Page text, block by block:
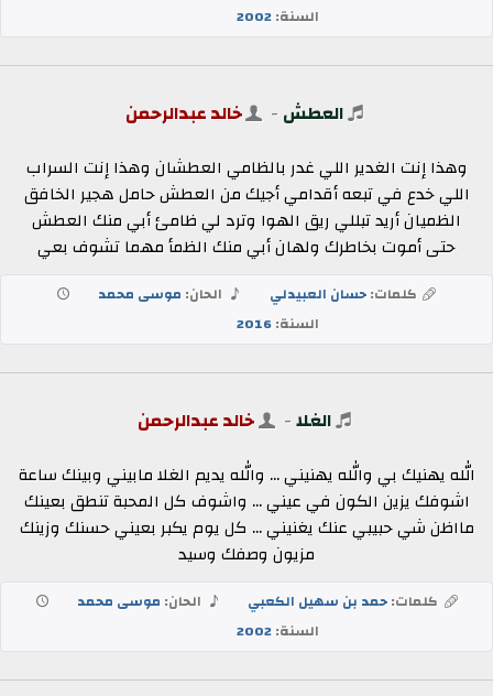
السنة:2002
العطش - خالد عبدالرحمن
وهذا إنت الغدير اللي غدر بالظامي العطشان وهذا إنت السراب
اللي خدع في تبعه أقدامي أجيك من العطش حامل هجير الخافق
الظميان أريد تبللي ريق الهوا وترد لي ظامئ أبي منك العطش
حتى أموت بخاطرك ولهان أبي منك الظمأ مهما تشوف بعي
كلمات:حسان العبيدلي الحان: موسى محمد
السنة:2016
الغلا- خالد عبدالرحمن
الله يهنيك بي والله يهنيني ... والله يديم الغلا مابيني وبينك ساعة
اشوفك يزين الكون في عيني ... واشوف كل المحبة تنطق بعينك
مااظن شي حبيبي عنك يغنيني ... كل يوم يكبر بعيني حسنك وزينك
مزيون وصفك وسيد
كلمات:حمد بن سهيل الكعبي الحان: موسى محمد
السنة:2002